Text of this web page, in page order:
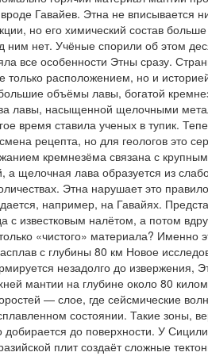
Гавайев. Этна не вписывается
но его химический состав
ним нет. Учёные спорили об этом
все особенности Этны сразу.
только расположением, но и
объёмы лавы, богатой
лавы, насыщенной щелочными
время ставила ученых в тупик.
рецепта, но для геологов это
кремнезёма связана с
щелочная лава образуется из
Этна нарушает это
например, на Гавайях.
с известковым налётом, а потом
«чистого» материала? Именно
с глубины 80 км Новое
незадолго до извержения,
мантии на глубине около 80
— слое, где сейсмические
состоянии. Такие зоны,
добирается до поверхности. У
плит создаёт сложные